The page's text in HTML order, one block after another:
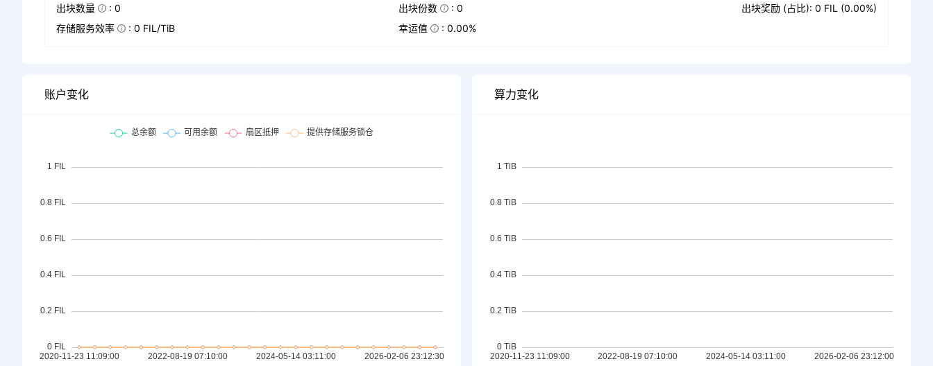
出块数量
: 0 出块份数 : 0
出块奖励 (占比): 0 FIL (0.00%)
存储服务效率
: 0 FIL/TiB 幸运值 : 0.00%
账户变化 算力变化